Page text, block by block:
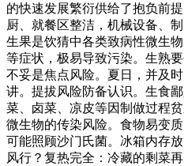
的快速发展繁衍供给了抱负前
厨、就餐区整洁，机械设备、
生果是饮猜中各类致病性微生
等症状，极易导致污染。生熟
不妥是焦点风险。夏日，并及
讲。提拔风险防备认识。生食
菜、卤菜、凉皮等因制做过程
微生物的传染风险。食物易变
可能照顾沙门氏菌。冰箱内存
风行？复热完全：冷藏的剩菜